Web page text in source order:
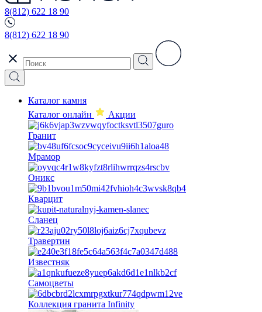
8(812) 622 18 90
8(812) 622 18 90
Каталог камня
Каталог онлайн
Акции
Гранит
Мрамор
Оникс
Кварцит
Сланец
Травертин
Известняк
Самоцветы
Коллекция гранита Infinity